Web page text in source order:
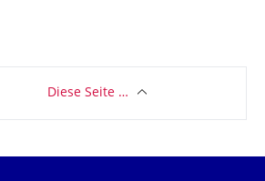
Diese Seite …